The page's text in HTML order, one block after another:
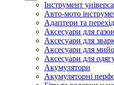
Інструмент
Авто-мото
Адаптери та
Аксесуари для
Аксесуари для
Аксесуари для
Аксесуари для
Акумулятори
Акумуляторні